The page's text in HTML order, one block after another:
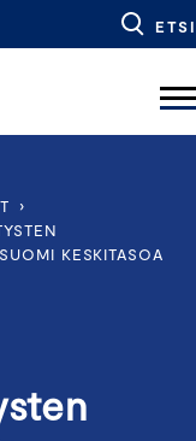
ETSI
›
KESKITASOA